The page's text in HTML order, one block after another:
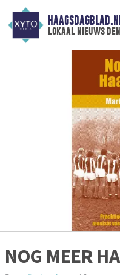
lokaal nieuws den
NOG MEER